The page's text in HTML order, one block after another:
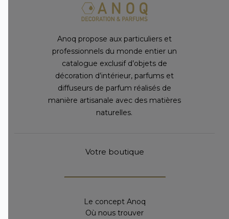
Anoq propose aux particuliers et
professionnels du monde entier un
catalogue exclusif d’objets de
décoration d’intérieur, parfums et
diffuseurs de parfum réalisés de
manière artisanale avec des matières
naturelles.
Votre boutique
Le concept Anoq
Où nous trouver